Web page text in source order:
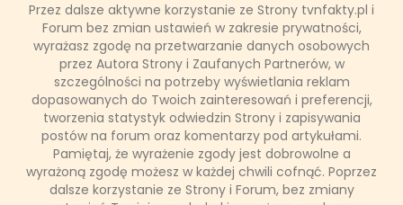
Przez dalsze aktywne korzystanie ze Strony tvnfakty.pl i
Forum bez zmian ustawień w zakresie prywatności,
wyrażasz zgodę na przetwarzanie danych osobowych
przez Autora Strony i Zaufanych Partnerów, w
szczególności na potrzeby wyświetlania reklam
dopasowanych do Twoich zainteresowań i preferencji,
tworzenia statystyk odwiedzin Strony i zapisywania
postów na forum oraz komentarzy pod artykułami.
Pamiętaj, że wyrażenie zgody jest dobrowolne a
wyrażoną zgodę możesz w każdej chwili cofnąć. Poprzez
dalsze korzystanie ze Strony i Forum, bez zmiany
Gala "Paszporty Polityki" w
styczniu w TVN
We wtorek 9 stycznia przyszłego roku TVN po raz kolejny
pokaże Galę "Paszportów Polityki" transmitowanych z Teatru
Wielkiego w Warszawie.